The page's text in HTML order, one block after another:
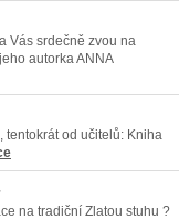
Vás srdečně zvou na
autorka ANNA
tentokrát od učitelů: Kniha
na tradiční Zlatou stuhu ?